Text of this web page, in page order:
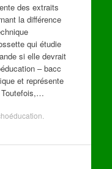
des extraits
la différence
qui étudie
si elle devrait
– bacc
et représente
Toutefois,…